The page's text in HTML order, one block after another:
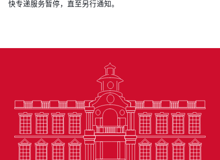
快专递服务暂停，直至另行通知。